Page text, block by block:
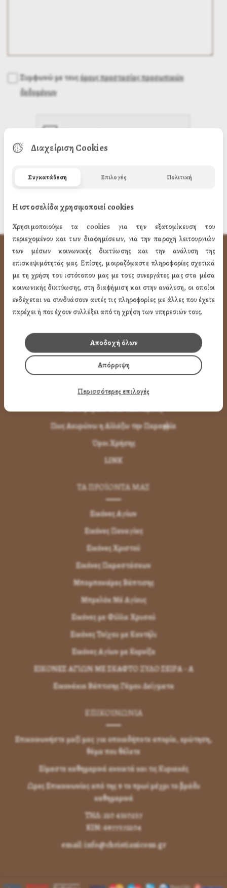
Συμφωνώ με τουςόρους προστασίας προσωπικών
δεδομένων
ΧΡΗΣΙΜA LINK
Προφίλ
Ποιότητα
ΌΡΟΙ ΧΡΉΣΗΣ
Πως Μπορώ να παραγγείλω
Πως Μπορώ να Πληρώσω
Μεταφορικά & Αντικαταβολή
Πως Ακυρώνω η Αλλάζω την Παραγγελία
Όροι Χρήσης
LINK
ΤΑ ΠΡΟΪΟΝΤΑ ΜΑΣ
Εικόνες Αγίων
Εικόνες Παναγίας
Εικόνες Χριστού
Εικόνες Παραστάσεων
Μπομπονιέρες Βάπτισης
Μπρελόκ Μέ Αγίους
Εικόνες με Φύλλα Χρυσού
Εικόνες Τοίχου με Καντήλι
Εικόνες Αγίων με Κορνίζα
ΕΙΚΟΝΕΣ ΑΓΙΩΝ ΜΕ ΣΚΑΦΤΟ ΞΥΛΟ ΣΕΙΡΑ - Α
Εικονάκια Βάπτισης Γάμου Δείγματα
ΕΠΙΚΟΙΝΩΝΊΑ
Επικοινωνήστε μαζί μας για οποιαδήποτε απορία, ερώτηση,
θέμα που θέλετε
Είμαστε καθημερινά ανοικτά και τις Κυριακές
Ωρες Επικοινωνίας από της 9 το πρωί μέχρι το βράδυ
καθημερινά
ΤΗΛ: 210 4310257
KIN: 6977572104
email: info@christianicons.gr
Διαχείριση Cookies
Συγκατάθεση Επιλογές Πολιτική
Η ιστοσελίδα χρησιμοποιεί cookies
Χρησιμοποιούμε τα cookies για την εξατομίκευση του
περιεχομένου και των διαφημίσεων, για την παροχή λειτουργιών
των μέσων κοινωνικής δικτύωσης και την ανάλυση της
επισκεψιμότητάς μας. Επίσης, μοιραζόμαστε πληροφορίες σχετικά
με τη χρήση του ιστότοπου μας με τους συνεργάτες μας στα μέσα
κοινωνικής δικτύωσης, στη διαφήμιση και στην ανάλυση, οι οποίοι
ενδέχεται να συνδυάσουν αυτές τις πληροφορίες με άλλες που έχετε
παρέχει ή που έχουν συλλέξει από τη χρήση των υπηρεσιών τους.
Απόρριψη
Αποδοχή όλων
Περισσότερες επιλογές